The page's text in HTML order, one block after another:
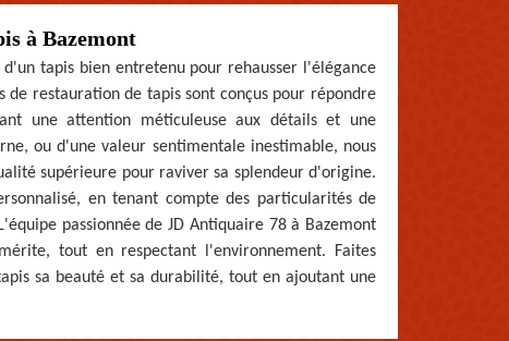
à Bazemont
tapis bien entretenu pour rehausser l'élégance
de restauration de tapis sont conçus pour répondre
une attention méticuleuse aux détails et une
ou d'une valeur sentimentale inestimable, nous
supérieure pour raviver sa splendeur d'origine.
en tenant compte des particularités de
passionnée de JD Antiquaire 78 à Bazemont
tout en respectant l'environnement. Faites
sa beauté et sa durabilité, tout en ajoutant une